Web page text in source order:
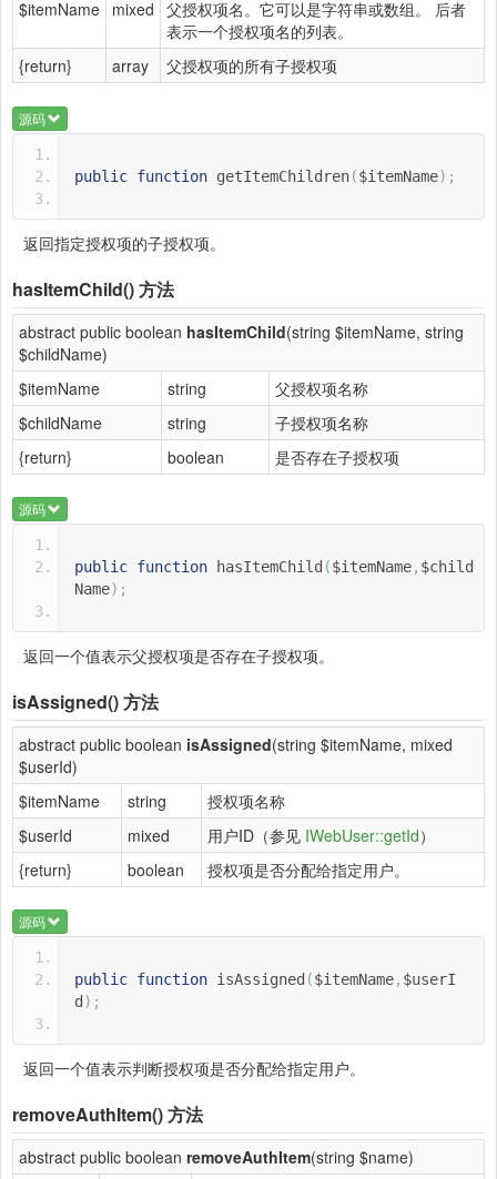
$itemName mixed 父授权项名。它可以是字符串或数组。 后者
表示一个授权项名的列表。
{return}
array 父授权项的所有子授权项
源码
public function getItemChildren($itemName);
返回指定授权项的子授权项。
hasItemChild()方法
abstract public boolean hasItemChild(string $itemName, string
$childName)
$itemName
string
父授权项名称
$childName
string
子授权项名称
{return}
boolean 是否存在子授权项
源码
public function hasItemChild ($itemName, $child
Name);
返回一个值表示父授权项是否存在子授权项。
isAssigned()方法
abstract public boolean isAssigned(string $itemName, mixed
$userId)
$itemName
string
授权项名称
$userId
mixed 用户ID（参见 IWebUser::getId）
{return}
boolean 授权项是否分配给指定用户。
源码
public function isAssigned ($itemName, $userI
d );
返回一个值表示判断授权项是否分配给指定用户。
removeAuthItem()方法
abstract public boolean removeAuthItem(string $name)